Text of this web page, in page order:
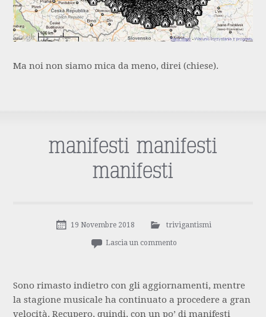
Ma noi non siamo mica da meno, direi (chiese).
manifesti manifesti
manifesti
19 Novembre 2018 trivigantismi
Lascia un commento
Sono rimasto indietro con gli aggiornamenti, mentre
la stagione musicale ha continuato a procedere a gran
velocità. Recupero, quindi, con un po’ di manifesti